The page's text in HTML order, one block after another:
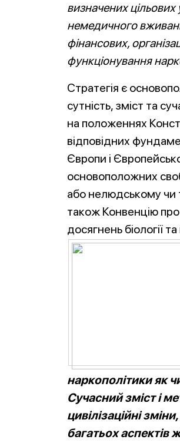
визначених
немедичного
фінансових,
функціонування
Стратегія є
сутність, зміст та
на положеннях
відповідних
Європи і
основоположних
або нелюдському чи
також Конвенцію про
досягнень біології
наркополітики як
Сучасний зміст і
цивілізаційні
багатьох аспектів